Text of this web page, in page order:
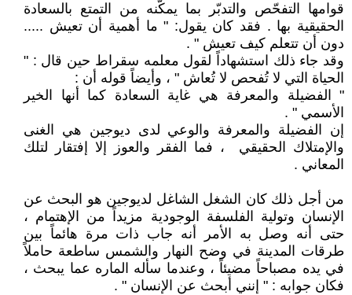
قوامها التفحّص والتدبّر بما يمكّنه من التمتع بالسعادة
الحقيقية بها . فقد كان يقول: " ما أهمية أن تعيش .....
دون أن تتعلم كيف تعيش " .
وقد جاء ذلك استشهاداً لقول معلمه سقراط حين قال : "
الحياة التي لا تُفحص لا تُعاش " ، وأيضاً قوله أن :
" الفضيلة والمعرفة هي غاية السعادة كما أنها الخير
الأسمي " .
إن الفضيلة والمعرفة والوعي لدى ديوجين هي الغنى
والإمتلاك الحقيقي ، فما الفقر والعوز إلا إفتقار لتلك
المعاني .
من أجل ذلك كان الشغل الشاغل لديوجين هو البحث عن
الإنسان وتولية الفلسفة الوجودية مزيداً من الإهتمام ،
حتى أنه وصل به الأمر أنه جاب ذات مرة هائماً بين
طرقات المدينة في وضح النهار والشمس ساطعة حاملاً
في يده مصباحاً مضيئاً ، وعندما سأله الماره عما يبحث ،
فكان جوابه : " إنني أبحث عن الإنسان " .